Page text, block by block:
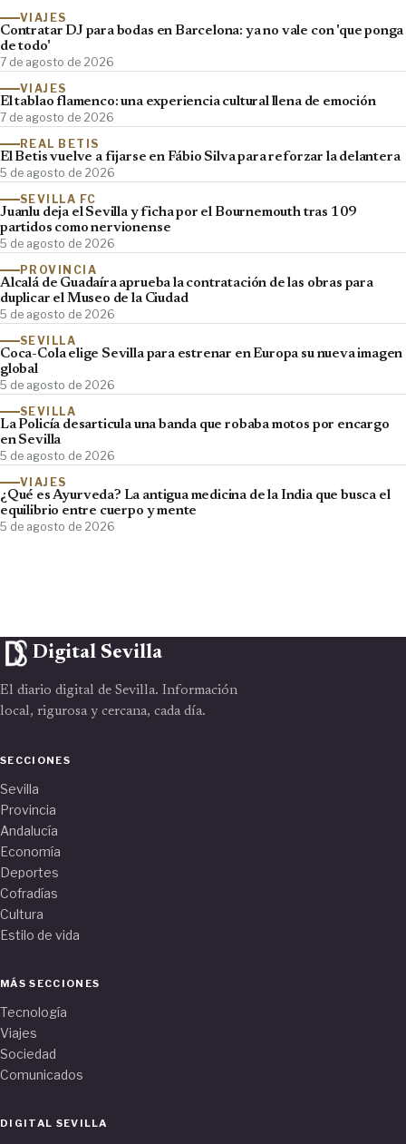
VIAJES
Contratar DJ para bodas en Barcelona: ya no vale con 'que ponga
de todo'
7 de agosto de 2026
VIAJES
El tablao flamenco: una experiencia cultural llena de emoción
7 de agosto de 2026
REAL BETIS
El Betis vuelve a fijarse en Fábio Silva para reforzar la delantera
5 de agosto de 2026
SEVILLA FC
Juanlu deja el Sevilla y ficha por el Bournemouth tras 109
partidos como nervionense
5 de agosto de 2026
PROVINCIA
Alcalá de Guadaíra aprueba la contratación de las obras para
duplicar el Museo de la Ciudad
5 de agosto de 2026
SEVILLA
Coca-Cola elige Sevilla para estrenar en Europa su nueva imagen
global
5 de agosto de 2026
SEVILLA
La Policía desarticula una banda que robaba motos por encargo
en Sevilla
5 de agosto de 2026
VIAJES
¿Qué es Ayurveda? La antigua medicina de la India que busca el
equilibrio entre cuerpo y mente
5 de agosto de 2026
Digital Sevilla
El diario digital de Sevilla. Información
local, rigurosa y cercana, cada día.
SECCIONES
Sevilla
Provincia
Andalucía
Economía
Deportes
Cofradías
Cultura
Estilo de vida
MÁS SECCIONES
Tecnología
Viajes
Sociedad
Comunicados
DIGITAL SEVILLA